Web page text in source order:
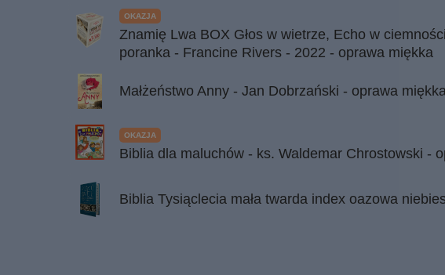
OKAZJA
Znamię Lwa BOX Głos w wietrze, Echo w
poranka - Francine Rivers - 2022 - oprawa miękka
Małżeństwo Anny - Jan Dobrzański - oprawa
OKAZJA
Biblia dla maluchów - ks. Waldemar Chrostowski -
Biblia Tysiąclecia mała twarda index oazowa